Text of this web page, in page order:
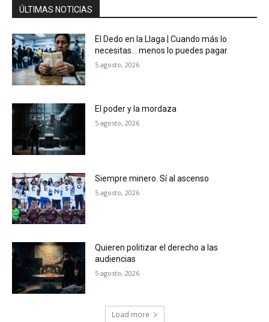
ÚLTIMAS NOTICIAS
El Dedo en la Llaga | Cuando más lo
necesitas… menos lo puedes pagar
5 agosto, 2026
El poder y la mordaza
5 agosto, 2026
Siempre minero. Sí al ascenso
5 agosto, 2026
Quieren politizar el derecho a las
audiencias
5 agosto, 2026
Load more